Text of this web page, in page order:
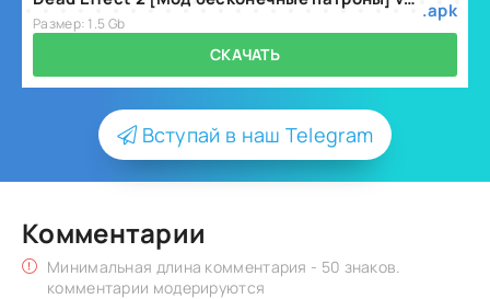
Размер: 1.5 Gb
.apk
СКАЧАТЬ
Вступай в наш Telegram
Комментарии
Минимальная длина комментария - 50 знаков.
комментарии модерируются